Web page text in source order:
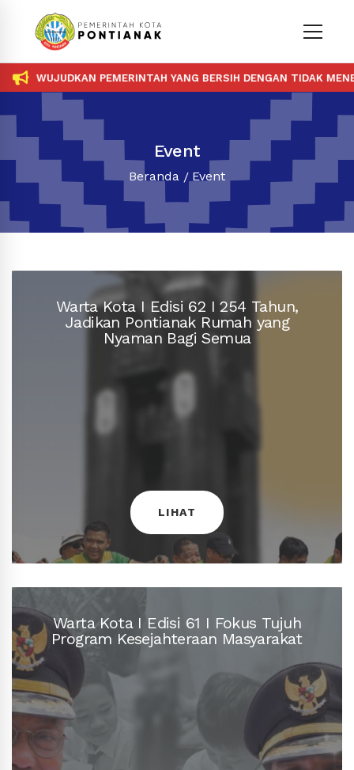
WUJUDKAN PEMERINTAH YANG BERSIH DENGAN TIDAK
Event
Beranda Event
Warta Kota I Edisi 62 I 254 Tahun,
Jadikan Pontianak Rumah yang
Nyaman Bagi Semua
LIHAT
Warta Kota I Edisi 62 I 254 Tahun,
Jadikan Pontianak Rumah yang
Nyaman Bagi Semua
LIHAT
Warta Kota I Edisi 61 I Fokus Tujuh
Program Kesejahteraan Masyarakat
LIHAT